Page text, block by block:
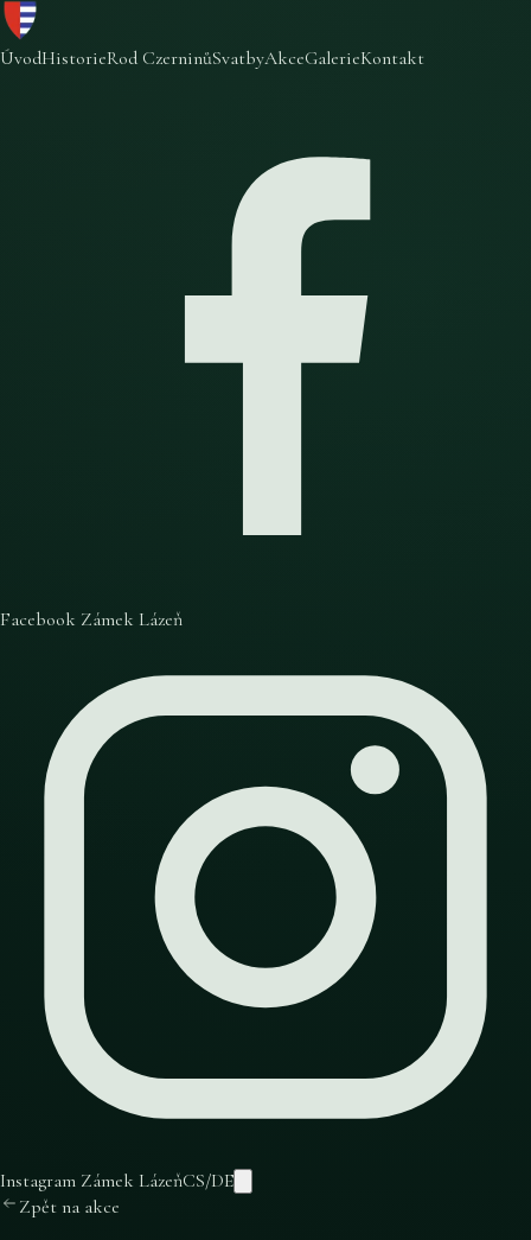
ÚvodHistorieRod CzerninůSvatbyAkceGalerieKontakt
Facebook Zámek Lázeň
Instagram Zámek LázeňCS/DE
Zpět na akce